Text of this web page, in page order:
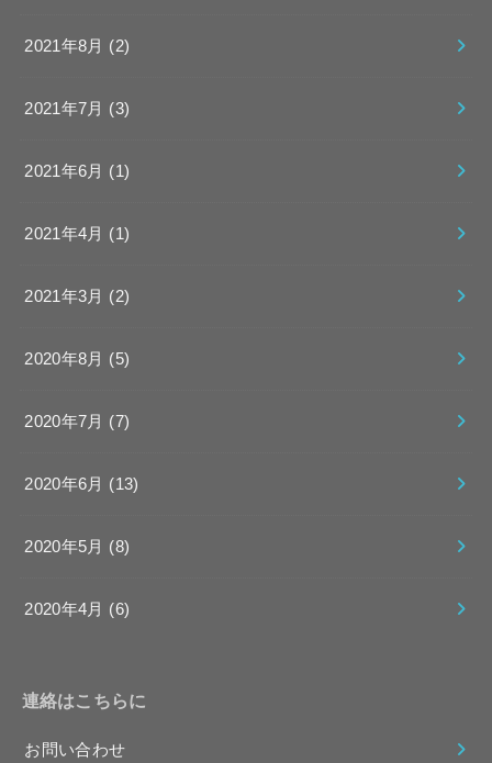
2021年8月 (2)
2021年7月 (3)
2021年6月 (1)
2021年4月 (1)
2021年3月 (2)
2020年8月 (5)
2020年7月 (7)
2020年6月 (13)
2020年5月 (8)
2020年4月 (6)
連絡はこちらに
お問い合わせ